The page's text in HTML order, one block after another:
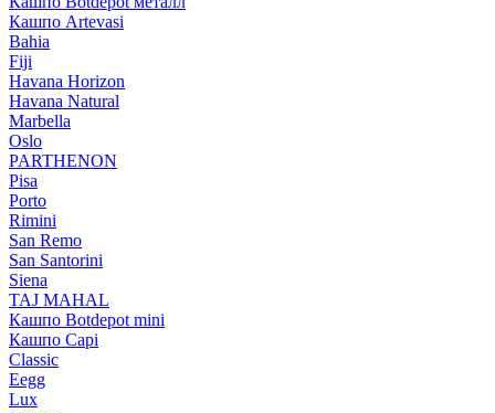
Кашпо Artevasi
Bahia
Fiji
Havana Horizon
Havana Natural
Marbella
Oslo
PARTHENON
Pisa
Porto
Rimini
San Remo
San Santorini
Siena
TAJ MAHAL
Кашпо Botdepot mini
Кашпо Capi
Classic
Eegg
Lux